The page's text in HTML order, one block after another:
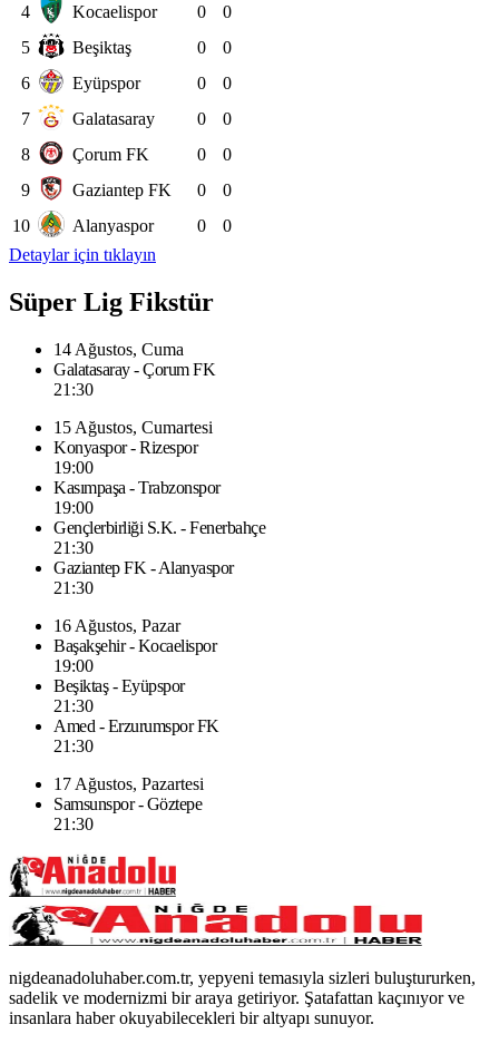
4
Kocaelispor 0
0
5
Beşiktaş 0
0
6
Eyüpspor 0
0
7
Galatasaray 0
0
8
Çorum FK 0
0
9
Gaziantep FK 0
0
10
Alanyaspor 0
0
Detaylar için tıklayın
Süper Lig Fikstür
14 Ağustos, Cuma
Galatasaray - Çorum FK
21:30
15 Ağustos, Cumartesi
Konyaspor - Rizespor
19:00
Kasımpaşa - Trabzonspor
19:00
Gençlerbirliği S.K. - Fenerbahçe
21:30
Gaziantep FK - Alanyaspor
21:30
16 Ağustos, Pazar
Başakşehir - Kocaelispor
19:00
Beşiktaş - Eyüpspor
21:30
Amed - Erzurumspor FK
21:30
17 Ağustos, Pazartesi
Samsunspor - Göztepe
21:30
nigdeanadoluhaber.com.tr, yepyeni temasıyla sizleri buluştururken,
sadelik ve modernizmi bir araya getiriyor. Şatafattan kaçınıyor ve
insanlara haber okuyabilecekleri bir altyapı sunuyor.